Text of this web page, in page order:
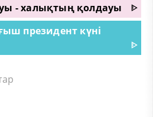
- халықтың қолдауы
ᐈ
президент күні
ᐈ